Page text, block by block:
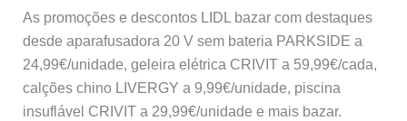
As promoções e descontos LIDL bazar com destaques
desde aparafusadora 20 V sem bateria PARKSIDE a
24,99€/unidade, geleira elétrica CRIVIT a 59,99€/cada,
calções chino LIVERGY a 9,99€/unidade, piscina
insuflável CRIVIT a 29,99€/unidade e mais bazar.